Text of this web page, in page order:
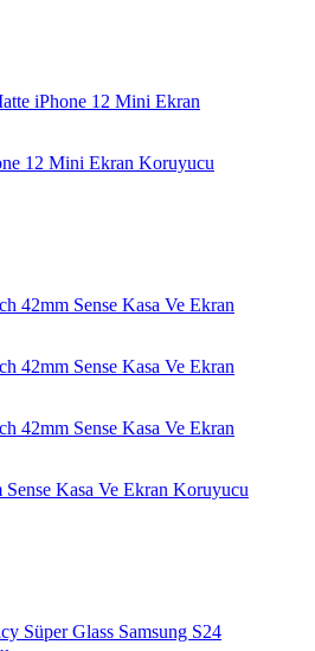
12 Mini Ekran Koruyucu
Kasa Ve Ekran Koruyucu